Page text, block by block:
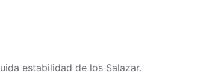
estabilidad de los Salazar.